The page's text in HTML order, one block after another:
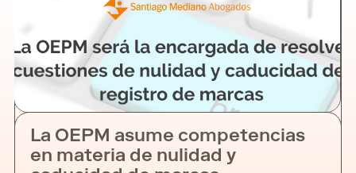
La OEPM asume competencias
en materia de nulidad y